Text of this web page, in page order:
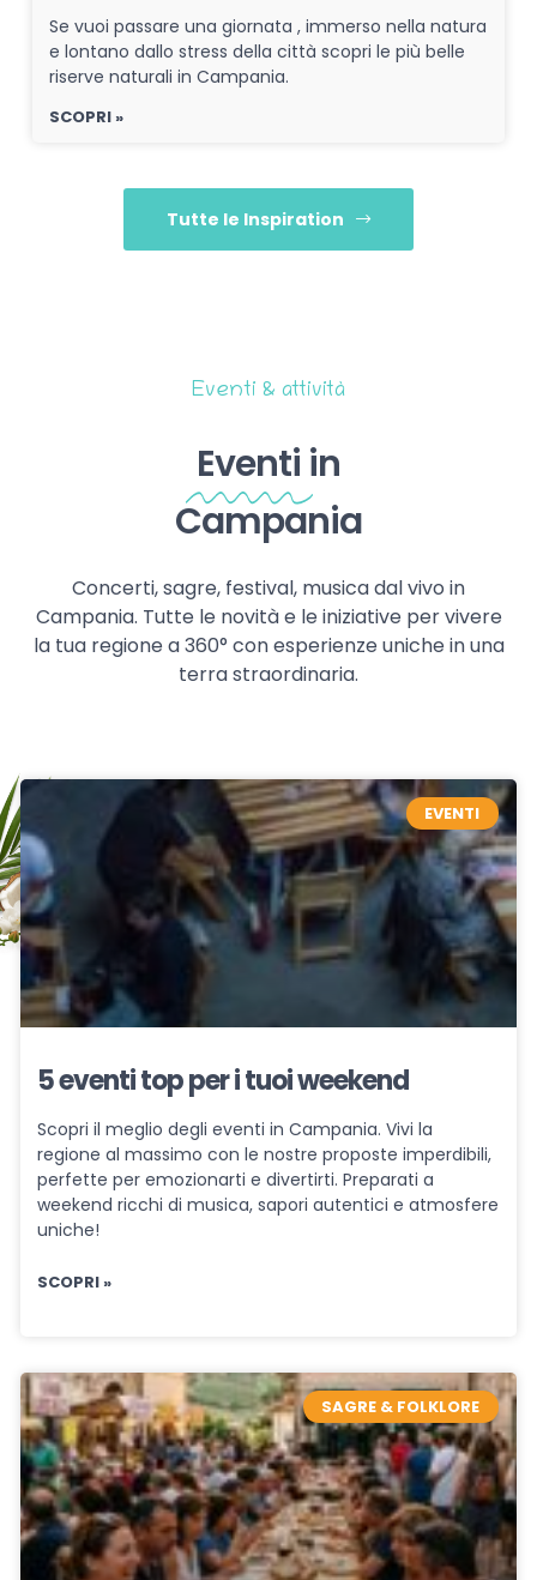
Se vuoi passare una giornata , immerso nella natura
e lontano dallo stress della città scopri le più belle
riserve naturali in Campania.
SCOPRI »
Tutte le Inspiration
Eventi & attività
Eventi in
Campania
Concerti, sagre, festival, musica dal vivo in
Campania. Tutte le novità e le iniziative per vivere
la tua regione a 360° con esperienze uniche in una
terra straordinaria.
EVENTI
5 eventi top per i tuoi weekend
Scopri il meglio degli eventi in Campania. Vivi la
regione al massimo con le nostre proposte imperdibili,
perfette per emozionarti e divertirti. Preparati a
weekend ricchi di musica, sapori autentici e atmosfere
uniche!
SCOPRI »
SAGRE & FOLKLORE